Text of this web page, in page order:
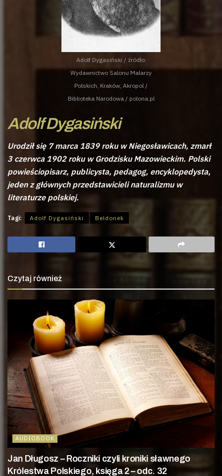
Adolf Dygasiński / źródło:
Wydawnictwo Salonu Malarzy
Polskich, Kraków, Akropol /
Biblioteka Narodowa / polona.pl
Adolf Dygasiński
Urodził się 7 marca 1839 roku w Niegosławicach, zmarł
3 czerwca 1902 roku w Grodzisku Mazowieckim. Polski
powieściopisarz, publicysta, pedagog, encyklopedysta,
jeden z głównych przedstawicieli naturalizmu w
literaturze polskiej.
Tagi: Adolf Dygasiński Beldonek
Czytaj również
AUDIOBOOK
Jan Długosz – Roczniki czyli kroniki sławnego
Królestwa Polskiego, księga 2 – odc. 32